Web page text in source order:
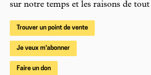
sur notre temps et les raisons de
Trouver un point de vente
Je veux m'abonner
Faire un don